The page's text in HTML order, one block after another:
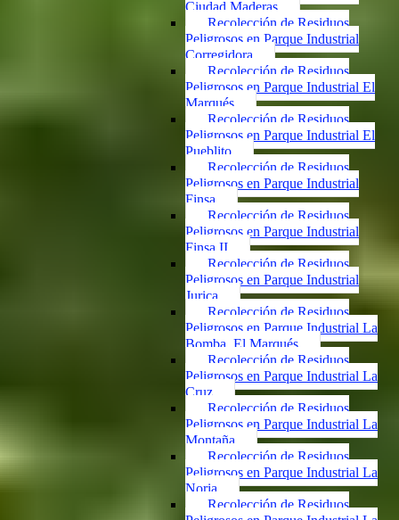
Ciudad Maderas
Recolección de Residuos
Peligrosos en Parque Industrial
Corregidora
Recolección de Residuos
Peligrosos en Parque Industrial El
Marqués
Recolección de Residuos
Peligrosos en Parque Industrial El
Pueblito
Recolección de Residuos
Peligrosos en Parque Industrial
Finsa
Recolección de Residuos
Peligrosos en Parque Industrial
Finsa II
Recolección de Residuos
Peligrosos en Parque Industrial
Jurica
Recolección de Residuos
Peligrosos en Parque Industrial La
Bomba, El Marqués
Recolección de Residuos
Peligrosos en Parque Industrial La
Cruz
Recolección de Residuos
Peligrosos en Parque Industrial La
Montaña
Recolección de Residuos
Peligrosos en Parque Industrial La
Noria
Recolección de Residuos